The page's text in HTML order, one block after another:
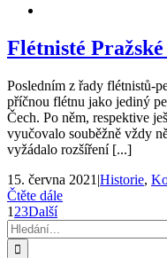
Flétnisté
Posledním z řady flétnistů-
příčnou flétnu jako jediný
Čech. Po něm, respektive
vyučovalo souběžně vždy
vyžádalo rozšíření [...]
15. června 2021 |Historie,
Čtěte dále
1 23Další
Hledat: